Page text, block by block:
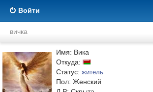
Войти
вичка
Имя: Вика
Откуда:
Статус: житель
Пол: Женский